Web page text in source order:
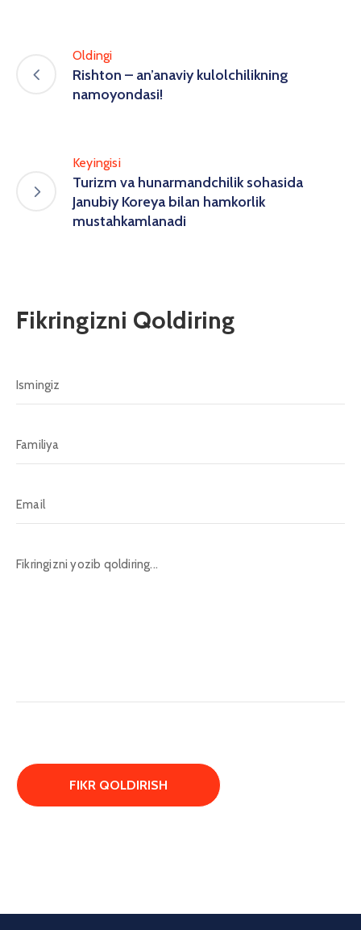
Oldingi
Rishton – an’anaviy kulolchilikning
namoyondasi!
Keyingisi
Turizm va hunarmandchilik sohasida
Janubiy Koreya bilan hamkorlik
mustahkamlanadi
Fikringizni Qoldiring